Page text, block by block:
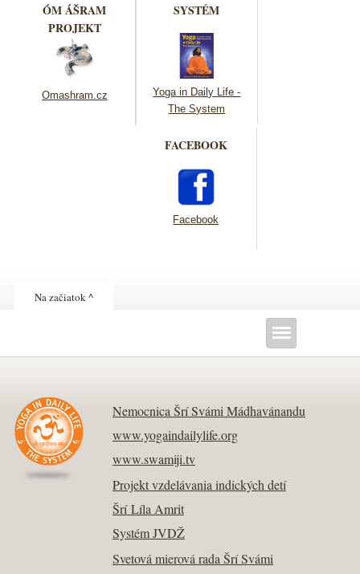
ÓM ÁŠRAM
PROJEKT
Omashram.cz
SYSTÉM
Yoga in Daily Life -
The System
FACEBOOK
Facebook
Na začiatok ^
Nemocnica Šrí Svámi Mádhavánandu
www.yogaindailylife.org
www.swamiji.tv
Projekt vzdelávania indických detí
Šrí Líla Amrit
Systém JVDŽ
Svetová mierová rada Šrí Svámi